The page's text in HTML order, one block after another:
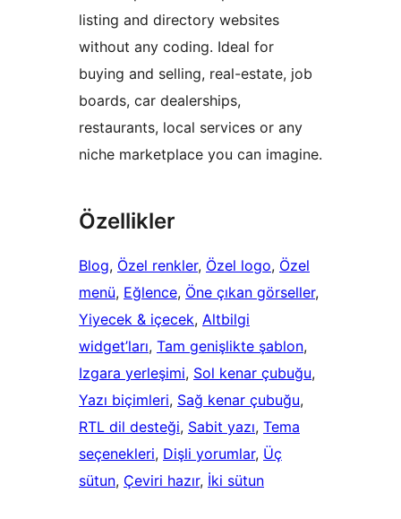
listing and directory websites
without any coding. Ideal for
buying and selling, real-estate, job
boards, car dealerships,
restaurants, local services or any
niche marketplace you can imagine.
Özellikler
Blog, Özel renkler, Özel logo, Özel
menü, Eğlence, Öne çıkan görseller
Yiyecek & içecek, Altbilgi
widget’ları, Tam genişlikte şablon
Izgara yerleşimi, Sol kenar çubuğu
Yazı biçimleri, Sağ kenar çubuğu
RTL dil desteği, Sabit yazı, Tema
seçenekleri, Dişli yorumlar, Üç
sütun, Çeviri hazır, İki sütun